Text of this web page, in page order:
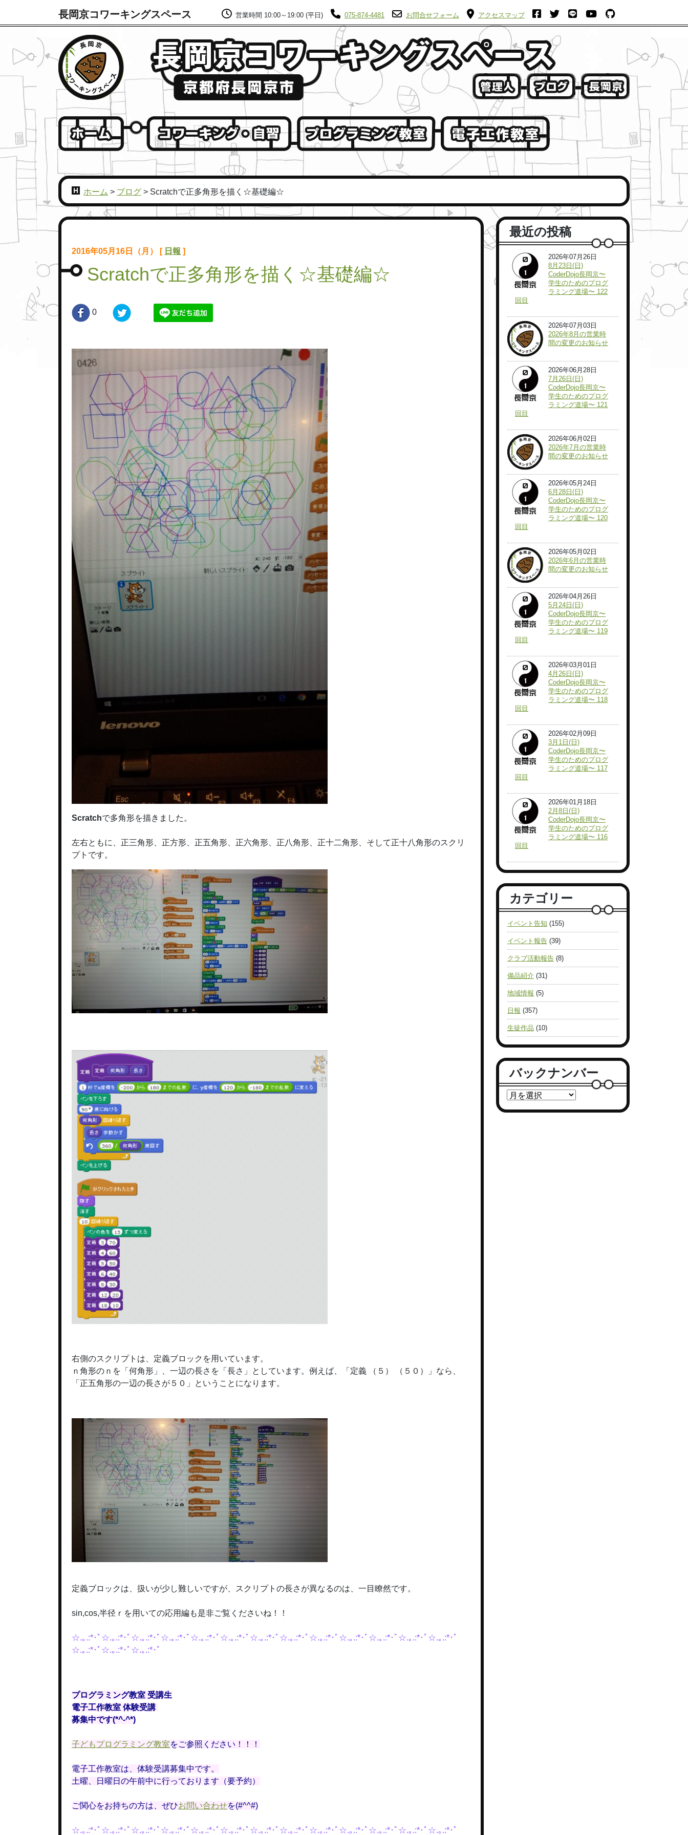
長岡京コワーキングスペース 営業時間 10:00～19:00 (平日) 075-874-4481 お問合せフォーム アクセスマップ
ホーム > ブログ > Scratchで正多角形を描く☆基礎編☆
2016年05月16日（月） [ 日報 ]
Scratchで正多角形を描く☆基礎編☆
0
Scratchで多角形を描きました。
左右ともに、正三角形、正方形、正五角形、正六角形、正八角形、正十二角形、そして正十八角形のスクリ
プトです。
右側のスクリプトは、定義ブロックを用いています。
ｎ角形のｎを「何角形」、一辺の長さを「長さ」としています。例えば、「定義 （５） （５０）」なら、
「正五角形の一辺の長さが５０」ということになります。
定義ブロックは、扱いが少し難しいですが、スクリプトの長さが異なるのは、一目瞭然です。
sin,cos,半径ｒを用いての応用編も是非ご覧くださいね！！
☆.｡.:*･ﾟ☆.｡.:*･ﾟ☆.｡.:*･ﾟ☆.｡.:*･ﾟ☆.｡.:*･ﾟ☆.｡.:*･ﾟ☆.｡.:*･ﾟ☆.｡.:*･ﾟ☆.｡.:*･ﾟ☆.｡.:*･ﾟ☆.｡.:*･ﾟ☆.｡.:*･ﾟ☆.｡.:*･ﾟ
☆.｡.:*･ﾟ☆.｡.:*･ﾟ☆.｡.:*･ﾟ
プログラミング教室 受講生
電子工作教室 体験受講
募集中です(*^-^*)
子どもプログラミング教室をご参照ください！！！
電子工作教室は、体験受講募集中です。
土曜、日曜日の午前中に行っております（要予約）
ご関心をお持ちの方は、ぜひお問い合わせを(#^^#)
☆.｡.:*･ﾟ☆.｡.:*･ﾟ☆.｡.:*･ﾟ☆.｡.:*･ﾟ☆.｡.:*･ﾟ☆.｡.:*･ﾟ☆.｡.:*･ﾟ☆.｡.:*･ﾟ☆.｡.:*･ﾟ☆.｡.:*･ﾟ☆.｡.:*･ﾟ☆.｡.:*･ﾟ☆.｡.:*･ﾟ
最近の投稿
2026年07月26日
8月23日(日)
CoderDojo長岡京〜
学生のためのプログ
ラミング道場〜 122
回目
2026年07月03日
2026年8月の営業時
間の変更のお知らせ
2026年06月28日
7月26日(日)
CoderDojo長岡京〜
学生のためのプログ
ラミング道場〜 121
回目
2026年06月02日
2026年7月の営業時
間の変更のお知らせ
2026年05月24日
6月28日(日)
CoderDojo長岡京〜
学生のためのプログ
ラミング道場〜 120
回目
2026年05月02日
2026年6月の営業時
間の変更のお知らせ
2026年04月26日
5月24日(日)
CoderDojo長岡京〜
学生のためのプログ
ラミング道場〜 119
回目
2026年03月01日
4月26日(日)
CoderDojo長岡京〜
学生のためのプログ
ラミング道場〜 118
回目
2026年02月09日
3月1日(日)
CoderDojo長岡京〜
学生のためのプログ
ラミング道場〜 117
回目
2026年01月18日
2月8日(日)
CoderDojo長岡京〜
学生のためのプログ
ラミング道場〜 116
回目
カテゴリー
イベント告知 (155)
イベント報告 (39)
クラブ活動報告 (8)
備品紹介 (31)
地域情報 (5)
日報 (357)
生徒作品 (10)
バックナンバー